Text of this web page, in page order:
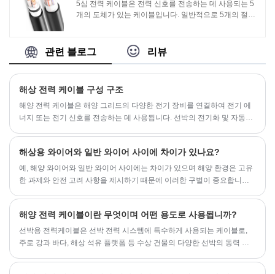
5심 전력 케이블은 전력 신호를 전송하는 데 사용되는 5
개의 도체가 있는 케이블입니다. 일반적으로 5개의 절연
어 전원 케이블은 동시에 여러 전원 신호를 전송할 수 있
어 다양한 전원 시스템 및 장비 연결에 적합합니다.
관련 블로그 리뷰
해상 전력 케이블 구성 구조
해양 전력 케이블은 해양 그리드의 다양한 전기 장비를 연결하여 전기 에
너지 또는 전기 신호를 전송하는 데 사용됩니다. 선박의 전기화 및 자동화
해상용 와이어와 일반 와이어 사이에 차이가 있나요?
​예, 해양 와이어와 일반 와이어 사이에는 차이가 있으며 해양 환경은 고유
한 과제와 안전 고려 사항을 제시하기 때문에 이러한 구별이 중요합니다.
해양 전력 케이블이란 무엇이며 어떤 용도로 사용됩니까?
‌선박용 전력케이블‌은 선박 전력 시스템에 특수하게 사용되는 케이블로,
주로 강과 바다, 해상 석유 플랫폼 등 수상 건물의 다양한 선박의 동력 전